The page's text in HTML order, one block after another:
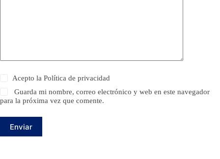
Acepto laPolítica de privacidad
Guarda mi nombre, correo electrónico y web en este navegador
para la próxima vez que comente.
Enviar